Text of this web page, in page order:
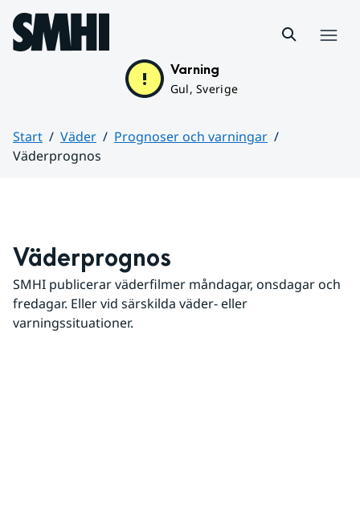
Hoppa till sidans innehåll
Varning
Gul, Sverige
Start Väder
Prognoser och varningar
Väderprognos
Väderprognos
SMHI publicerar väderfilmer måndagar, onsdagar och
fredagar. Eller vid särskilda väder- eller
varningssituationer.